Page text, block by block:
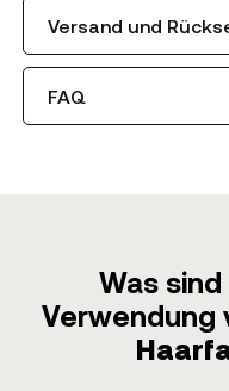
Versand und
FAQ
Was
Verwendung